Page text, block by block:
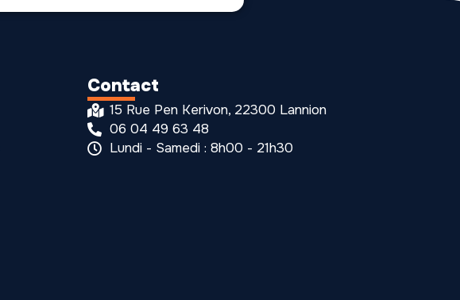
Contact
15 Rue Pen Kerivon, 22300 Lannion
06 04 49 63 48
Lundi - Samedi : 8h00 - 21h30